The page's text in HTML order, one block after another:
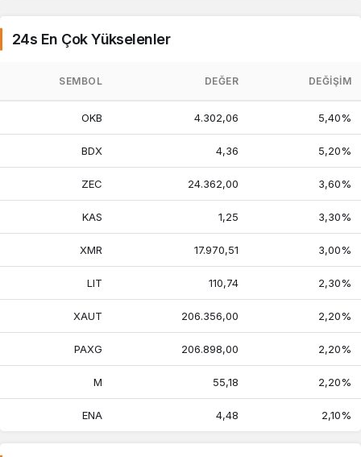
24s En Çok Yükselenler
SEMBOL DEĞER DEĞIŞIM
OKB 4.302,06 5,40%
BDX 4,36 5,20%
ZEC 24.362,00 3,60%
KAS 1,25 3,30%
XMR 17.970,51 3,00%
LIT 110,74 2,30%
XAUT 206.356,00 2,20%
PAXG 206.898,00 2,20%
M 55,18 2,20%
ENA 4,48 2,10%